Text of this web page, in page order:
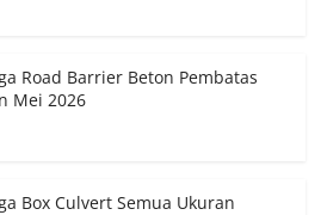
Road Barrier Beton Pembatas
Mei 2026
Box Culvert Semua Ukuran